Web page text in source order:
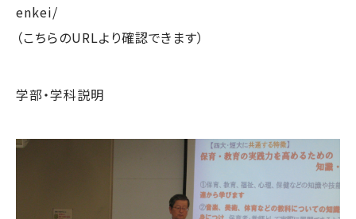
enkei/
（こちらのURLより確認できます）
学部・学科説明